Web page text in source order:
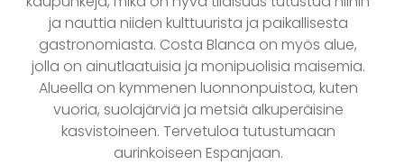
ja nauttia niiden kulttuurista ja paikallisesta
gastronomiasta. Costa Blanca on myös alue,
jolla on ainutlaatuisia ja monipuolisia maisemia.
Alueella on kymmenen luonnonpuistoa, kuten
vuoria, suolajärviä ja metsiä alkuperäisine
kasvistoineen. Tervetuloa tutustumaan
aurinkoiseen Espanjaan.